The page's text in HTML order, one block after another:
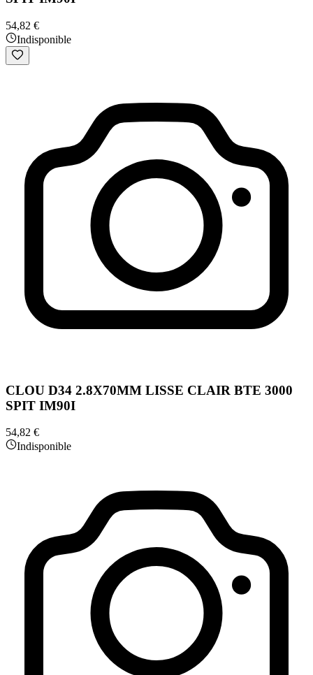
54,82 €
Indisponible
CLOU D34 2.8X70MM LISSE CLAIR BTE 3000
SPIT IM90I
54,82 €
Indisponible